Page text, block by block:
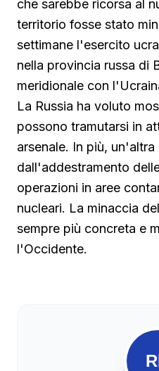
che sarebbe ricorsa al
territorio fosse stato
settimane l'esercito
nella provincia russa di
meridionale con
La Russia ha voluto
possono tramutarsi in
arsenale. In più,
dall'addestramento
operazioni in aree
nucleari. La minaccia
sempre più concreta e
l'Occidente.